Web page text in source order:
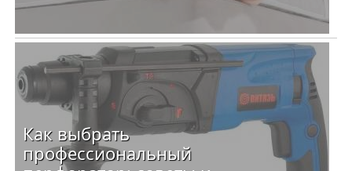
Как выбрать
профессиональный